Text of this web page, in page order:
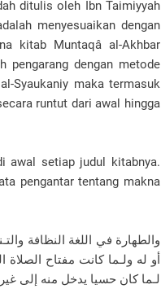
ditulis oleh Ibn Taimiyyah
menyesuaikan dengan
kitab Muntaqâ al-Akhbar
pengarang dengan metode
Syaukaniy maka termasuk
runtut dari awal hingga
awal setiap judul kitabnya.
pengantar tentang makna
أو له ولـما كانت مفتاح
لـما كان حسيا يدخل منه إلى